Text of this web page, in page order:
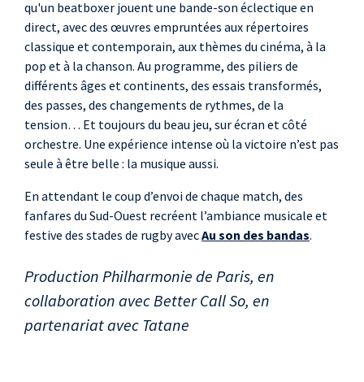
qu'un beatboxer jouent une bande-son éclectique en
direct, avec des œuvres empruntées aux répertoires
classique et contemporain, aux thèmes du cinéma, à la
pop et à la chanson. Au programme, des piliers de
différents âges et continents, des essais transformés,
des passes, des changements de rythmes, de la
tension… Et toujours du beau jeu, sur écran et côté
orchestre. Une expérience intense où la victoire n’est pas
seule à être belle : la musique aussi.
En attendant le coup d’envoi de chaque match, des
fanfares du Sud-Ouest recréent l’ambiance musicale et
festive des stades de rugby avecAu son des bandas.
Production Philharmonie de Paris, en
collaboration avec Better Call So, en
partenariat avec Tatane